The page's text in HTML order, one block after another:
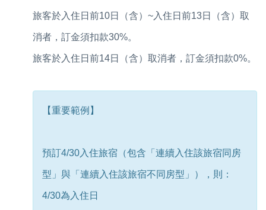
旅客於入住日前10日（含）~入住日前13日（含）取
消者，訂金須扣款30%。
旅客於入住日前14日（含）取消者，訂金須扣款0%。
【重要範例】
預訂4/30入住旅宿（包含「連續入住該旅宿同房
型」與「連續入住該旅宿不同房型」），則：
4/30為入住日